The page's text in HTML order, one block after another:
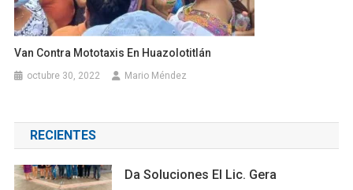
Van Contra Mototaxis En Huazolotitlán
octubre 30, 2022 Mario Méndez
RECIENTES
Da Soluciones El Lic. Gera